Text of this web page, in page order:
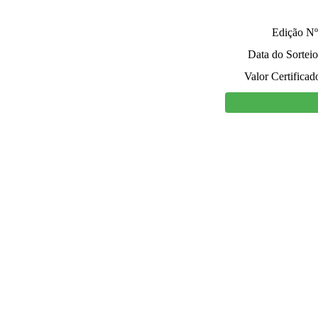
Edição
Data do
Valor